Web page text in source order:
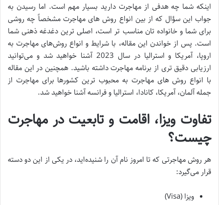
اینکه شما چه هدفی از مهاجرت دارید بسیار مهم است. اما رسیدن به
جواب این سؤال که از بین انواع روش های مهاجرت مشخصاً چه روشی
برای شما و خانواده تان مناسب تر است، اصلی ترین دغدغه ذهنی شما
است. پس از خواندن این مقاله، با شرایط و انواع روش‌های مهاجرت به
اروپا، آمریکا و استرالیا در سال 2023 آشنا خواهید شد و می‌توانید
ارزیابی دقیق تری از برنامه مهاجرت داشته باشید. همچنین در این مقاله
با انواع روش های مهاجرت به محبوب ترین کشورها برای مهاجرت از
جمله آلمان، آمریکا، کانادا، استرالیا و فرانسه آشنا خواهید شد.
تفاوت ویزا، اقامت و تابعیت در مهاجرت
چیست؟
هر روش مهاجرتی که تا امروز نام آن را شنیده‌اید، در یکی از این دو دسته
قرار می‌گیرد:
ویزا (Visa)